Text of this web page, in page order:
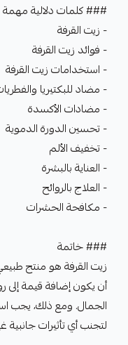
### كلمات دلالية مهمة
- زيت القرفة
- فوائد زيت القرفة
- استخدامات زيت القرفة
- مضاد للبكتيريا
- مضادات الأكسدة
- تحسين الدورة الدموية
- تخفيف الألم
- العناية بالبشرة
- العلاج بالروائح
- مكافحة الحشرات
### خاتمة
زيت القرفة هو منتج
أن يكون إضافة قيمة إلى
الجمال. ومع ذلك، يجب
لتجنب أي تأثيرات جانبية